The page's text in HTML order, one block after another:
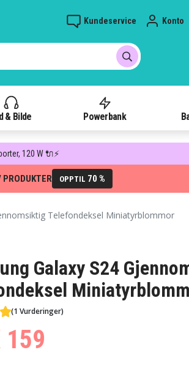
Kundeservice Konto
& Bilde Powerbank
120 W 🔌⚡
OPPTIL 70 %
Telefondeksel Miniatyrblommor
Galaxy S24
(1 Vurderinger)
159